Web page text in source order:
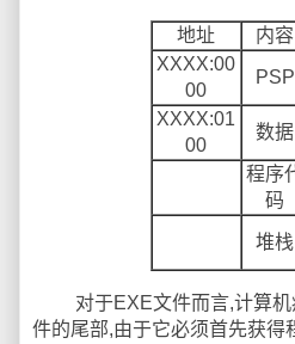
地址
内容
XXXX:00
00
PSP
XXXX:01
00
数据
程序
码
堆栈
对于EXE文件而言,计算机
件的尾部,由于它必须首先获得